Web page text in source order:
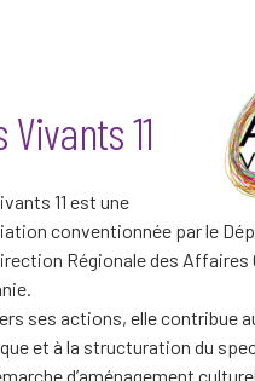
Vivants 11
11 est une
conventionnée par le
Régionale des Affaires
ses actions, elle contribue
et à la structuration du
d’aménagement